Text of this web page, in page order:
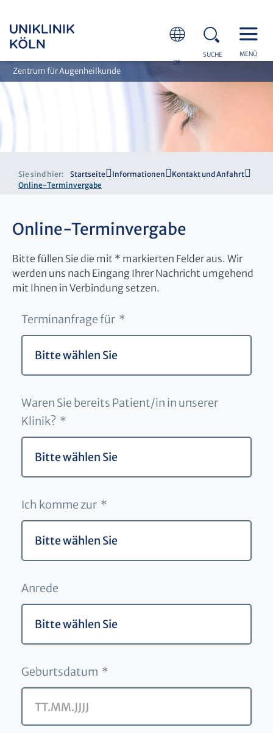
DE
SUCHE MENÜ
Zentrum für Augenheilkunde
Sie sind hier: Startseite Informationen
Kontakt und Anfahrt
Online-Terminvergabe
Online-Terminvergabe
Bitte füllen Sie die mit * markierten Felder aus. Wir
werden uns nach Eingang Ihrer Nachricht umgehend
mit Ihnen in Verbindung setzen.
Terminanfrage für *
Waren Sie bereits Patient/in in unserer
Klinik? *
Ich komme zur *
Anrede
Geburtsdatum *